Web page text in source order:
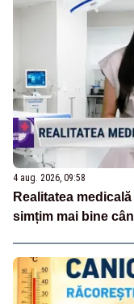
4 aug. 2026, 09:58
Realitatea
simțim mai bine